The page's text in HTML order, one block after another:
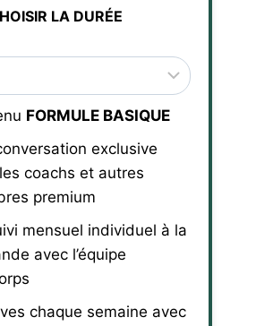
LA DURÉE
FORMULE BASIQUE
exclusive
coachs et autres
premium
mensuel individuel à la
avec l’équipe
chaque semaine avec